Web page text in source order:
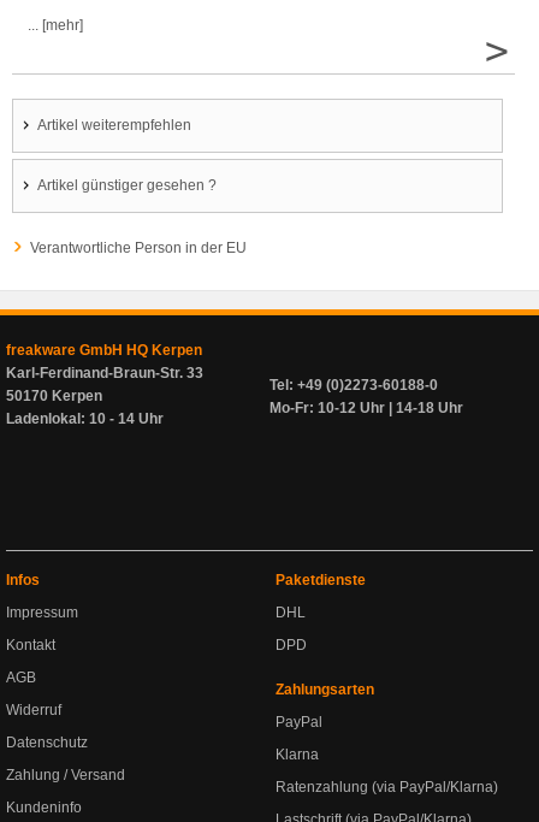
... [mehr]
>
Artikel weiterempfehlen
Artikel günstiger gesehen ?
Verantwortliche Person in der EU
freakware GmbH HQ Kerpen
Karl-Ferdinand-Braun-Str. 33
50170 Kerpen
Ladenlokal: 10 - 14 Uhr
Tel: +49 (0)2273-60188-0
Mo-Fr: 10-12 Uhr | 14-18 Uhr
Infos
Impressum
Kontakt
AGB
Widerruf
Datenschutz
Zahlung / Versand
Kundeninfo
Paketdienste
DHL
DPD
Zahlungsarten
PayPal
Klarna
Ratenzahlung (via PayPal/Klarna)